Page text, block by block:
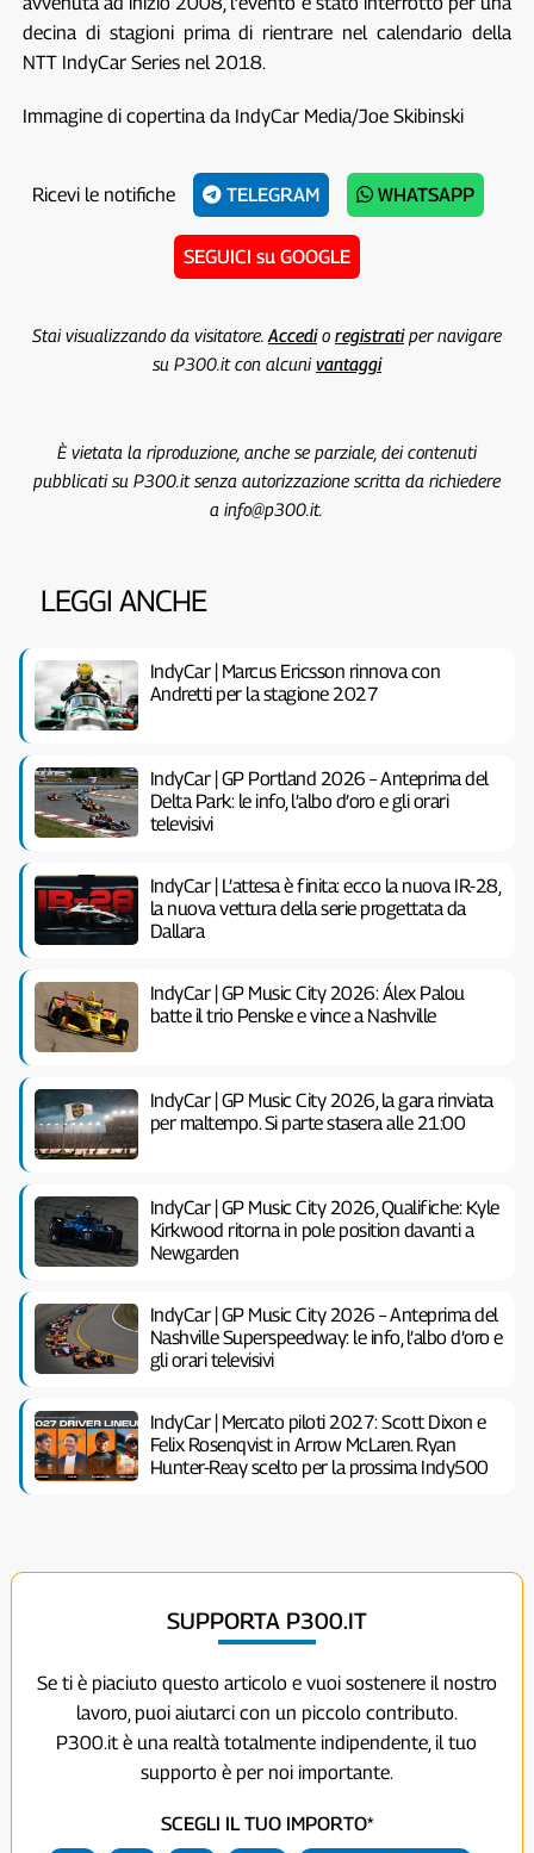
decina di stagioni prima di rientrare nel calendario della
NTT IndyCar Series nel 2018.
Immagine di copertina da IndyCar Media/Joe Skibinski
Ricevi le notifiche TELEGRAM WHATSAPP
SEGUICI su GOOGLE
Stai visualizzando da visitatore. Accedio registratiper navigare
su P300.it con alcunivantaggi
È vietata la riproduzione, anche se parziale, dei contenuti
pubblicati su P300.it senza autorizzazione scritta da richiedere
a info@p300.it.
LEGGI ANCHE
IndyCar | Marcus Ericsson rinnova con
Andretti per la stagione 2027
IndyCar | GP Portland 2026 – Anteprima del
Delta Park: le info, l’albo d’oro e gli orari
televisivi
IndyCar | L’attesa è finita: ecco la nuova IR-28,
la nuova vettura della serie progettata da
Dallara
IndyCar | GP Music City 2026: Álex Palou
batte il trio Penske e vince a Nashville
IndyCar | GP Music City 2026, la gara rinviata
per maltempo. Si parte stasera alle 21:00
IndyCar | GP Music City 2026, Qualifiche: Kyle
Kirkwood ritorna in pole position davanti a
Newgarden
IndyCar | GP Music City 2026 – Anteprima del
Nashville Superspeedway: le info, l’albo d’oro e
gli orari televisivi
IndyCar | Mercato piloti 2027: Scott Dixon e
Felix Rosenqvist in Arrow McLaren. Ryan
Hunter-Reay scelto per la prossima Indy500
SUPPORTA P300.IT
Se ti è piaciuto questo articolo e vuoi sostenere il nostro
lavoro, puoi aiutarci con un piccolo contributo.
P300.it è una realtà totalmente indipendente, il tuo
supporto è per noi importante.
SCEGLI IL TUO IMPORTO*